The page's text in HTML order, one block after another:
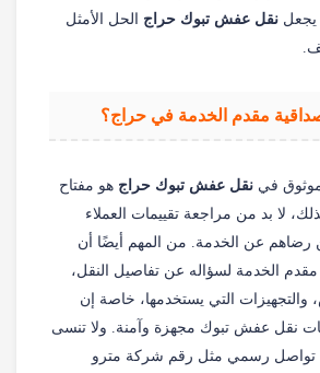
يجعل نقل عفش تبوك حراج الحل الأمثل
مقدم الخدمة في حراج؟
في نقل عفش تبوك حراج هو مفتاح
لا بد من مراجعة تقييمات العملاء
رضاهم عن الخدمة. من المهم أيضًا أن
الخدمة لسؤاله عن تفاصيل النقل،
والتجهيزات التي يستخدمها، خاصة إن
نقل عفش تبوك مجهزة وآمنة. ولا تنسى
رسمي مثل رقم شركة مترو